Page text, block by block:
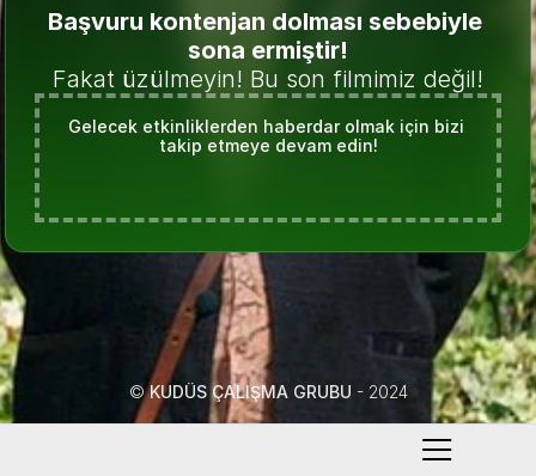
Başvuru kontenjan dolması sebebiyle
sona ermiştir!
Fakat üzülmeyin! Bu son filmimiz değil!
Gelecek etkinliklerden haberdar olmak için bizi
takip etmeye devam edin!
© KUDÜS ÇALIŞMA GRUBU - 2024